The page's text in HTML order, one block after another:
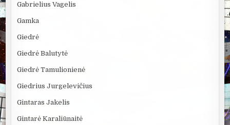
Gabrielius Vagelis
Gamka
Giedrė
Giedrė Balutytė
Giedrė Tamulionienė
Giedrius Jurgelevičius
Gintaras Jakelis
Gintarė Karaliūnaitė